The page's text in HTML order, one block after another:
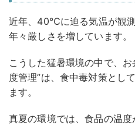
近年、40℃に迫る気温が観
年々厳しさを増しています。
こうした猛暑環境の中で、
度管理”は、食中毒対策とし
ます。
真夏の環境では、食品の温